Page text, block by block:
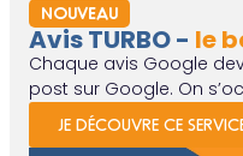
NOUVEAU
Avis TURBO - le
Chaque avis Google
post sur Google. On
JE DÉCOUVRE CE